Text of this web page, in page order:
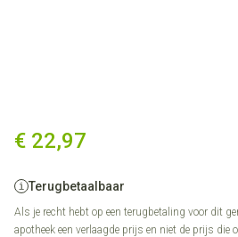
€ 22,97
Terugbetaalbaar
Als je recht hebt op een terugbetaling voor dit
apotheek een verlaagde prijs en niet de prijs die